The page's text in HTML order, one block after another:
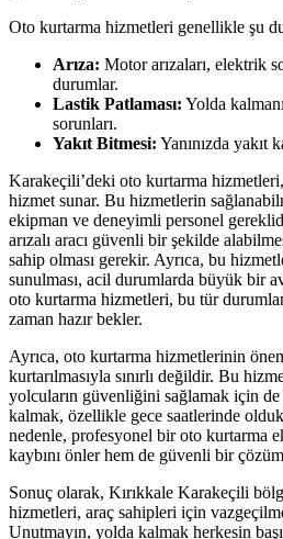
Oto kurtarma hizmetleri genellikle şu
Arıza: Motor arızaları, elektrik
durumlar.
Lastik Patlaması: Yolda
sorunları.
Yakıt Bitmesi: Yanınızda yakıt
Karakeçili’deki oto kurtarma
hizmet sunar. Bu hizmetlerin
ekipman ve deneyimli personel
arızalı aracı güvenli bir şekilde
sahip olması gerekir. Ayrıca, bu
sunulması, acil durumlarda büyük bir
oto kurtarma hizmetleri, bu tür
zaman hazır bekler.
Ayrıca, oto kurtarma hizmetlerinin
kurtarılmasıyla sınırlı değildir. Bu
yolcuların güvenliğini sağlamak için
kalmak, özellikle gece saatlerinde
nedenle, profesyonel bir oto kurtarma
kaybını önler hem de güvenli bir
Sonuç olarak, Kırıkkale Karakeçili
hizmetleri, araç sahipleri için
Unutmayın, yolda kalmak herkesin